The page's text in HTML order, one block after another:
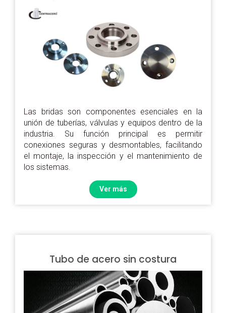
Las bridas son componentes esenciales en la
unión de tuberías, válvulas y equipos dentro de la
industria. Su función principal es permitir
conexiones seguras y desmontables, facilitando
el montaje, la inspección y el mantenimiento de
los sistemas.
Ver más
Tubo de acero sin costura